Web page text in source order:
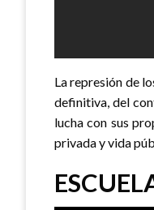
La represión de
definitiva, del
lucha con sus
privada y vida